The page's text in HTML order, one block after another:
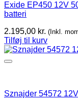
Exide EP450 12V
batteri
2.195,00 kr. (Inkl.
Tilføj til kurv
Sznajder 54572